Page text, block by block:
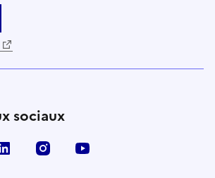
sociaux
Linkedin Instagram